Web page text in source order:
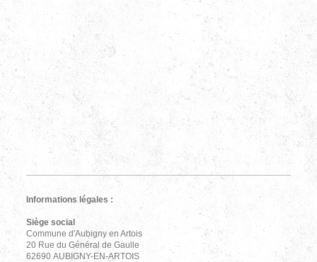
Informations légales :
Siège social
Commune d'Aubigny en Artois
20 Rue du Général de Gaulle
62690 AUBIGNY-EN-ARTOIS